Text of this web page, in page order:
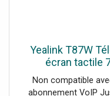
Yealink T87W
écran tactile
connectivité
Non compatible
abonnement VoIP